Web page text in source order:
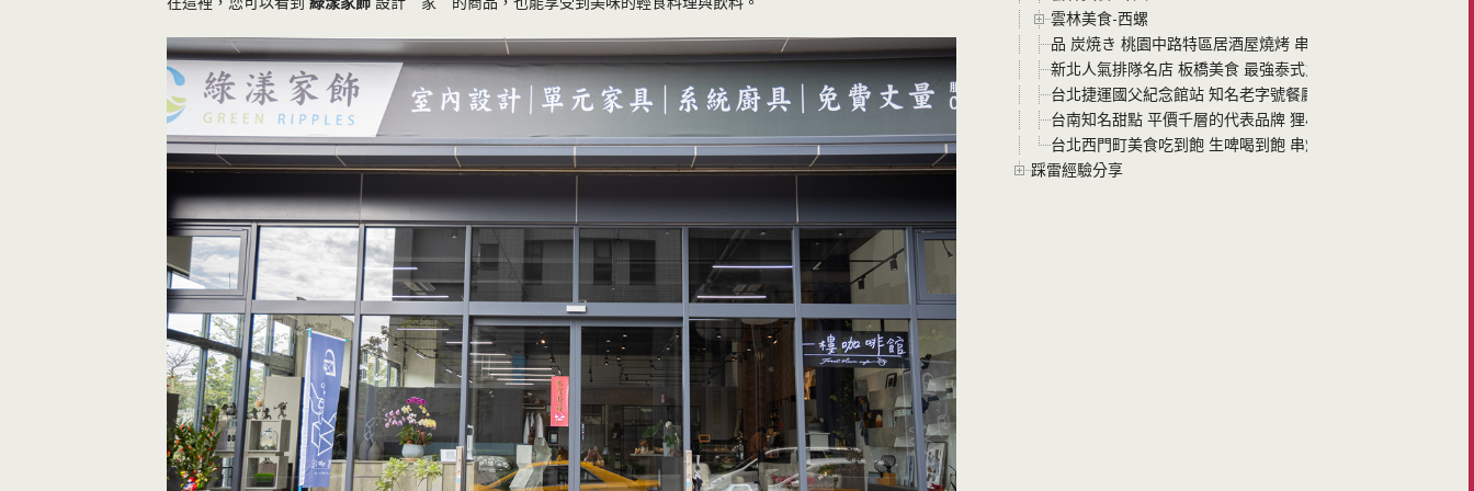
雲林美食-西螺
品 炭焼き 桃園中路特區居酒屋燒烤 串燒平價美味 假日還有現
新北人氣排隊名店 板橋美食 最強泰式火鍋 追樂秘式泰鍋物
台北捷運國父紀念館站 知名老字號餐廳 星辰牛排 來吃米其
台南知名甜點 平價千層的代表品牌 狸小路冰冰千層蛋糕 今
台北西門町美食吃到飽 生啤喝到飽 串燒殿西門 空間寬敞 菜色
踩雷經驗分享